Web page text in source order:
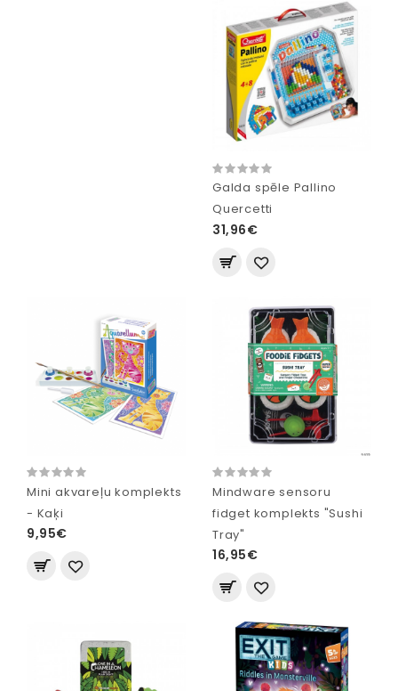
Galda spēle Pallino
Quercetti
31,96€
Mini akvareļu komplekts
- Kaķi
9,95€
Mindware sensoru
fidget komplekts "Sushi
Tray"
16,95€